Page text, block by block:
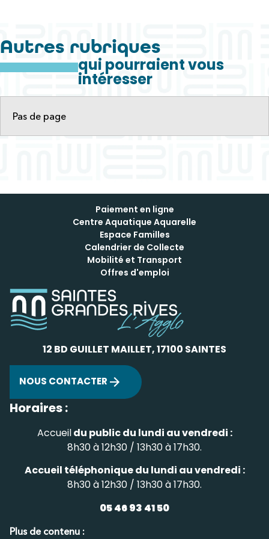
Autres rubriques
qui pourraient vous
intéresser
Pas de page
Paiement en ligne
Centre Aquatique Aquarelle
Espace Familles
Calendrier de Collecte
Mobilité et Transport
Offres d'emploi
12 BD GUILLET MAILLET, 17100 SAINTES
NOUS CONTACTER
Horaires :
Accueildu public du lundi au vendredi :
8h30 à 12h30 / 13h30 à 17h30.
Accueil téléphonique du lundi au vendredi :
8h30 à 12h30 / 13h30 à 17h30.
05 46 93 41 50
Plus de contenu :